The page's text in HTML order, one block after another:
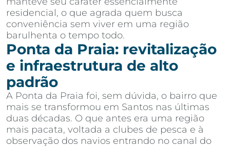
residencial, o que agrada quem busca
conveniência sem viver em uma região
barulhenta o tempo todo.
Ponta da Praia: revitalização
e infraestrutura de alto
padrão
A Ponta da Praia foi, sem dúvida, o bairro que
mais se transformou em Santos nas últimas
duas décadas. O que antes era uma região
mais pacata, voltada a clubes de pesca e à
observação dos navios entrando no canal do